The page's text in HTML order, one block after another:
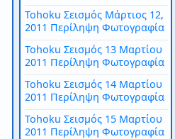
Tohoku Σεισμός Μάρτιος 12,
2011 Περίληψη Φωτογραφία
Tohoku Σεισμός 13 Μαρτίου
2011 Περίληψη Φωτογραφία
Tohoku Σεισμός 14 Μαρτίου
2011 Περίληψη Φωτογραφία
Tohoku Σεισμός 15 Μαρτίου
2011 Περίληψη Φωτογραφία